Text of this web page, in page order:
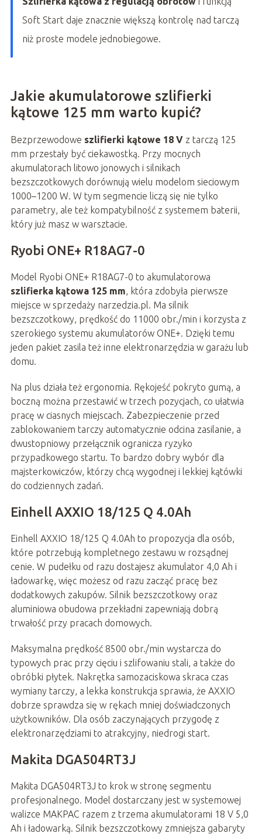
Soft Start daje znacznie większą kontrolę nad tarczą
niż proste modele jednobiegowe.
Jakie akumulatorowe szlifierki
kątowe 125 mm warto kupić?
Bezprzewodowe szlifierki kątowe 18 Vz tarczą 125
mm przestały być ciekawostką. Przy mocnych
akumulatorach litowo jonowych i silnikach
bezszczotkowych dorównują wielu modelom sieciowym
1000–1200 W. W tym segmencie liczą się nie tylko
parametry, ale też kompatybilność z systemem baterii,
który już masz w warsztacie.
Ryobi ONE+ R18AG7-0
Model Ryobi ONE+ R18AG7-0 to akumulatorowa
szlifierka kątowa 125 mm , która zdobyła pierwsze
miejsce w sprzedaży narzedzia.pl. Ma silnik
bezszczotkowy, prędkość do 11000 obr./min i korzysta z
szerokiego systemu akumulatorów ONE+. Dzięki temu
jeden pakiet zasila też inne elektronarzędzia w garażu lub
domu.
Na plus działa też ergonomia. Rękojeść pokryto gumą, a
boczną można przestawić w trzech pozycjach, co ułatwia
pracę w ciasnych miejscach. Zabezpieczenie przed
zablokowaniem tarczy automatycznie odcina zasilanie, a
dwustopniowy przełącznik ogranicza ryzyko
przypadkowego startu. To bardzo dobry wybór dla
majsterkowiczów, którzy chcą wygodnej i lekkiej kątówki
do codziennych zadań.
Einhell AXXIO 18/125 Q 4.0Ah
Einhell AXXIO 18/125 Q 4.0Ah to propozycja dla osób,
które potrzebują kompletnego zestawu w rozsądnej
cenie. W pudełku od razu dostajesz akumulator 4,0 Ah i
ładowarkę, więc możesz od razu zacząć pracę bez
dodatkowych zakupów. Silnik bezszczotkowy oraz
aluminiowa obudowa przekładni zapewniają dobrą
trwałość przy pracach domowych.
Maksymalna prędkość 8500 obr./min wystarcza do
typowych prac przy cięciu i szlifowaniu stali, a także do
obróbki płytek. Nakrętka samozaciskowa skraca czas
wymiany tarczy, a lekka konstrukcja sprawia, że AXXIO
dobrze sprawdza się w rękach mniej doświadczonych
użytkowników. Dla osób zaczynających przygodę z
elektronarzędziami to atrakcyjny, niedrogi start.
Makita DGA504RT3J
Makita DGA504RT3J to krok w stronę segmentu
profesjonalnego. Model dostarczany jest w systemowej
walizce MAKPAC razem z trzema akumulatorami 18 V 5,0
Ah i ładowarką. Silnik bezszczotkowy zmniejsza gabaryty